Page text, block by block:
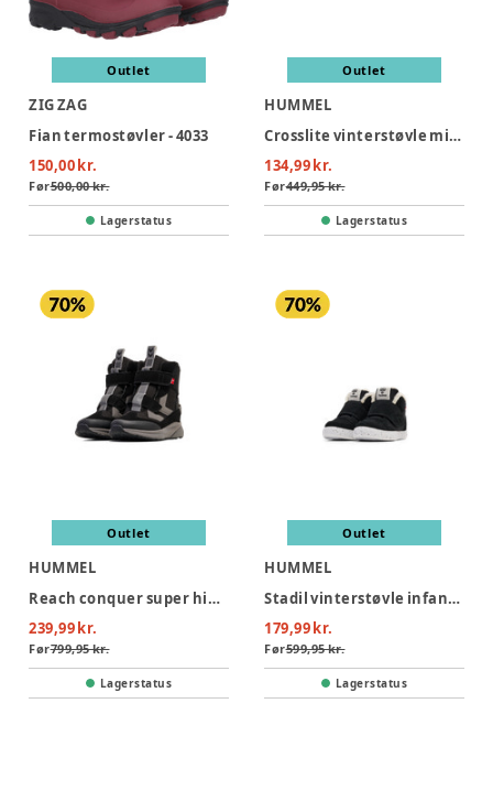
Outlet
ZIG ZAG
Fian termostøvler - 4033
150,00 kr.
Før500,00 kr.
Lagerstatus
Outlet
HUMMEL
Crosslite vinterstøvle mid infant - 2162
134,99 kr.
Før449,95 kr.
Lagerstatus
Outlet
HUMMEL
Reach conquer super high tex JR - 2448
239,99 kr.
Før799,95 kr.
Lagerstatus
Outlet
HUMMEL
Stadil vinterstøvle infant - 2001
179,99 kr.
Før599,95 kr.
Lagerstatus